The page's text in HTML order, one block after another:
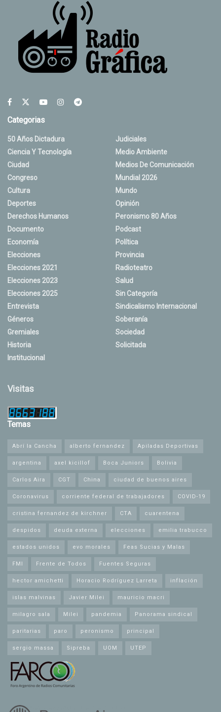
Categorias
50 Años Dictadura
Ciencia Y Tecnología
Ciudad
Congreso
Cultura
Deportes
Derechos Humanos
Documento
Economía
Elecciones
Elecciones 2021
Elecciones 2023
Elecciones 2025
Entrevista
Géneros
Gremiales
Historia
Institucional
Judiciales
Medio Ambiente
Medios De Comunicación
Mundial 2026
Mundo
Opinión
Peronismo 80 Años
Podcast
Política
Provincia
Radioteatro
Salud
Sin Categoría
Sindicalismo Internacional
Soberanía
Sociedad
Solicitada
Visitas
Temas
Abrí la Cancha alberto fernandez Apiladas Deportivas
argentina axel kicillof Boca Juniors Bolivia
Carlos Aira CGT China ciudad de buenos aires
Coronavirus corriente federal de trabajadores COVID-19
cristina fernandez de kirchner CTA cuarentena
despidos deuda externa elecciones emilia trabucco
estados unidos evo morales Feas Sucias y Malas
FMI Frente de Todos Fuentes Seguras
hector amichetti Horacio Rodríguez Larreta inflación
islas malvinas Javier Milei mauricio macri
milagro sala Milei pandemia Panorama sindical
paritarias paro peronismo principal
sergio massa Sipreba UOM UTEP